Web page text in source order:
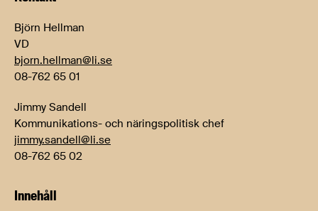
Björn Hellman
VD
bjorn.hellman@li.se
08-762 65 01
Jimmy Sandell
Kommunikations- och näringspolitisk chef
jimmy.sandell@li.se
08-762 65 02
Innehåll